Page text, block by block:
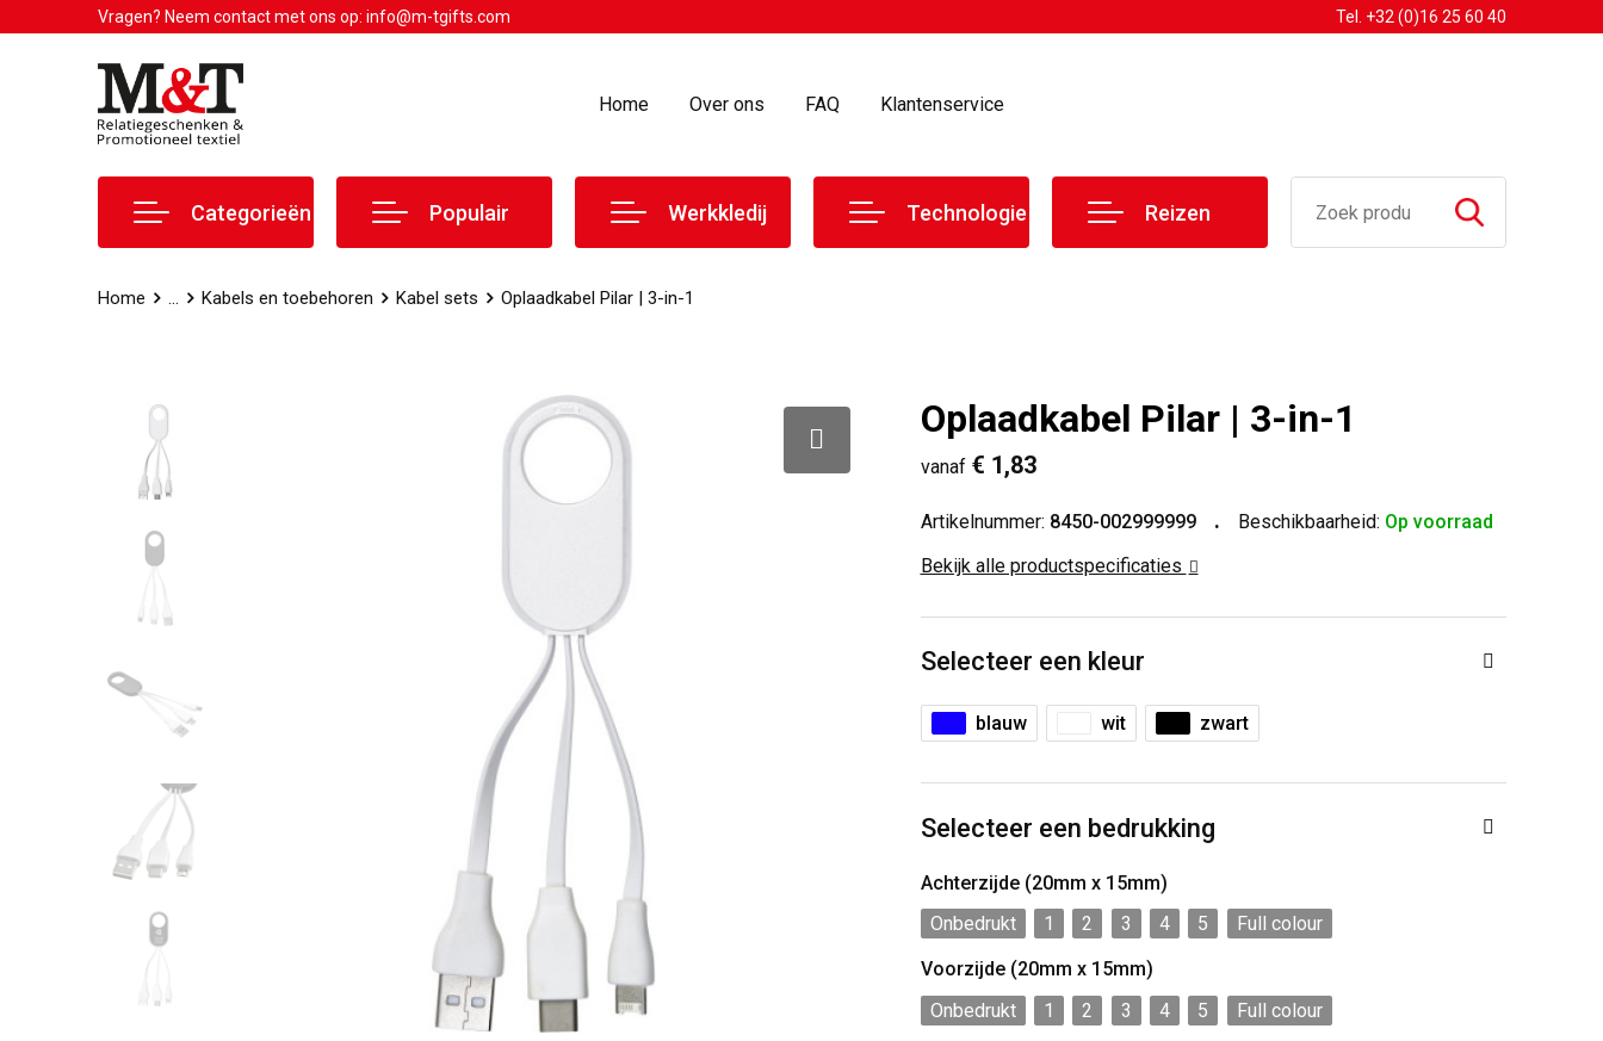
Vragen? Neem contact met ons op: info@m-tgifts.com Tel. +32 (0)16 25 60 40
Home Over ons FAQ Klantenservice
Categorieën Populair Werkkledij Technologie Reizen
Home ... Kabels en toebehoren Kabel sets Oplaadkabel Pilar | 3-in-1
Oplaadkabel Pilar | 3-in-1
vanaf € 1,83
Artikelnummer: 8450-002999999 Beschikbaarheid: Op voorraad
Bekijk alle productspecificaties
Selecteer een kleur
blauw wit zwart
Selecteer een bedrukking
Achterzijde (20mm x 15mm)
Onbedrukt
1 2 3 4 5
Full colour
Voorzijde (20mm x 15mm)
Onbedrukt
1 2 3 4 5 Full colour